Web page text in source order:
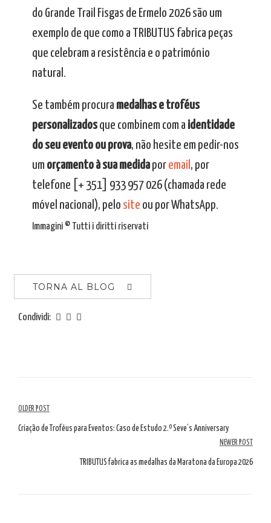
do Grande Trail Fisgas de Ermelo 2026 são um
exemplo de que como a TRIBUTUS fabrica peças
que celebram a resistência e o património
natural.
Se também procura medalhas e troféus
personalizadosque combinem com a identidade
do seu evento ou prova, não hesite em pedir-nos
um orçamento à sua medidapor email , por
telefone [+ 351] 933 957 026 (chamada rede
móvel nacional), pelo site ou por WhatsApp.
Immagini © Tutti i diritti riservati
TORNA AL BLOG
Condividi:
Navigazione
tra
OLDER POST
Criação de Troféus para Eventos: Caso de Estudo 2.º Seve’s Anniversary
NEWER POST
TRIBUTUS fabrica as medalhas da Maratona da Europa 2026